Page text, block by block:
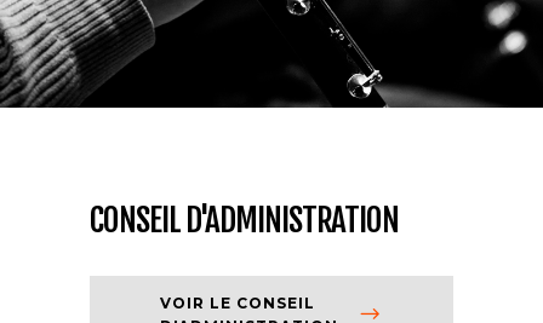
CONSEIL D'ADMINISTRATION
VOIR LE CONSEIL